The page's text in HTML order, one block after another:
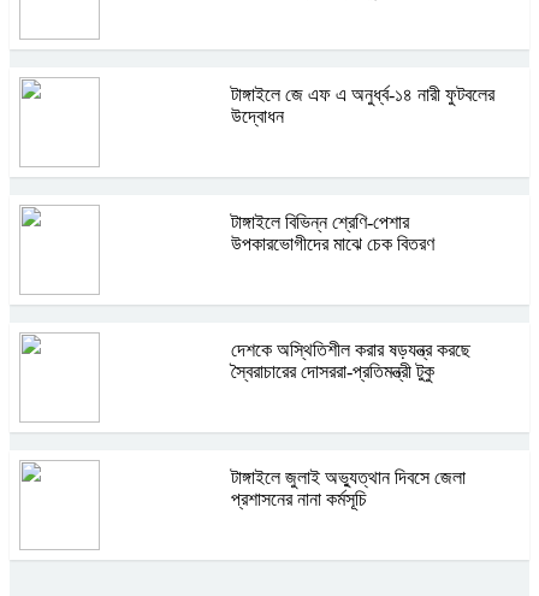
টাঙ্গাইলে জে এফ এ অনুর্ধ্ব-১৪ নারী ফুটবলের
উদ্বোধন
টাঙ্গাইলে বিভিন্ন শ্রেণি-পেশার
উপকারভোগীদের মাঝে চেক বিতরণ
দেশকে অস্থিতিশীল করার ষড়যন্ত্র করছে
স্বৈরাচারের দোসররা-প্রতিমন্ত্রী টুকু
টাঙ্গাইলে জুলাই অভ্যুত্থান দিবসে জেলা
প্রশাসনের নানা কর্মসূচি